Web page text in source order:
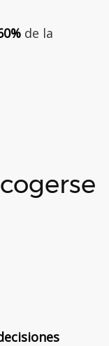
de la